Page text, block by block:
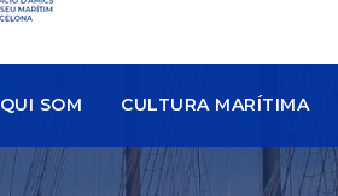
QUI SOM CULTURA MARÍTIMA